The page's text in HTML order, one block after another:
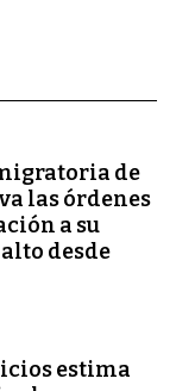
de
las órdenes
a su
desde
estima